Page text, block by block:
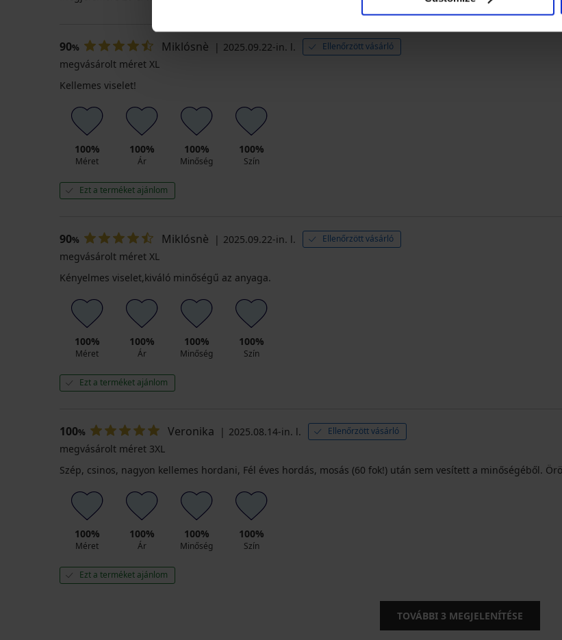
90% Miklósnè 2025.09.22-in. l. Ellenőrzött vásárló
megvásárolt méret XL
Kellemes viselet!
100%
Méret
100%
Ár
100%
Minőség
100%
Szín
Ezt a terméket ajánlom
90% Miklósnè 2025.09.22-in. l. Ellenőrzött vásárló
megvásárolt méret XL
Kényelmes viselet,kiváló minőségű az anyaga.
100%
Méret
100%
Ár
100%
Minőség
100%
Szín
Ezt a terméket ajánlom
100% Veronika 2025.08.14-in. l. Ellenőrzött vásárló
megvásárolt méret 3XL
Szép, csinos, nagyon kellemes hordani, Fél éves hordás, mosás (60 fok!) után sem vesített a minőségéből.
100%
Méret
100%
Ár
100%
Minőség
100%
Szín
Ezt a terméket ajánlom
TOVÁBBI 3 MEGJELENÍTÉSE